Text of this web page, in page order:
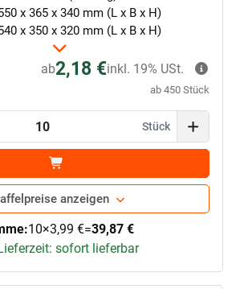
x 365 x 340 mm (L x B x H)
x 350 x 320 mm (L x B x H)
ab2,18 €
ab 450 Stück
inkl. 19% USt.
Stück
anzeigen
10×3,99 €=39,87 €
sofort lieferbar